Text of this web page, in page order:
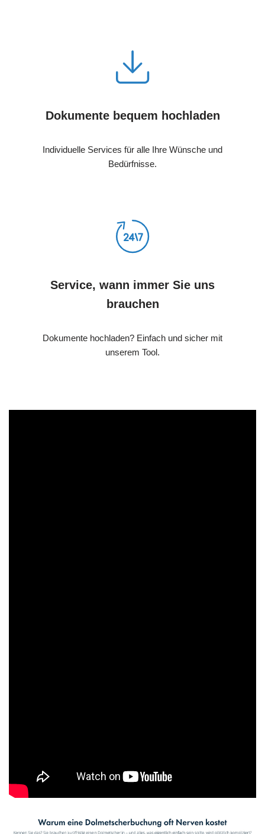
Dokumente bequem hochladen
Individuelle Services für alle Ihre Wünsche und
Bedürfnisse.
Service, wann immer Sie uns
brauchen
Dokumente hochladen? Einfach und sicher mit
unserem Tool.